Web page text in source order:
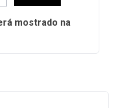
mostrado na